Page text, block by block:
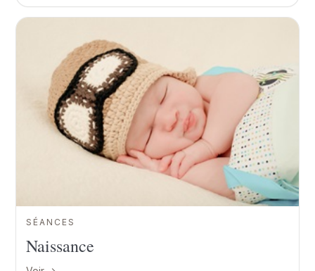
SÉANCES
Naissance